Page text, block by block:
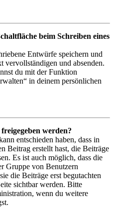
beim Schreiben eines
Entwürfe speichern und
vervollständigen und absenden.
du mit der Funktion
in deinem persönlichen
werden?
entschieden haben, dass in
Beitrag erstellt hast, die Beiträge
Es ist auch möglich, dass die
Gruppe von Benutzern
die Beiträge erst begutachten
sichtbar werden. Bitte
wenn du weitere